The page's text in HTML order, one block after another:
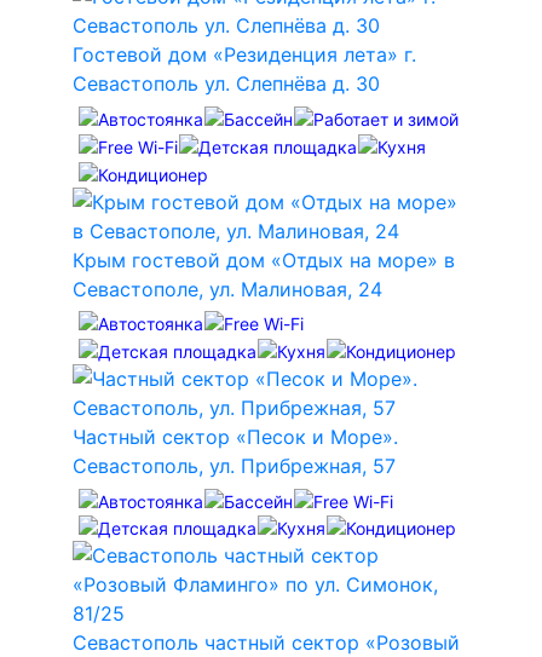
Гостевой дом «Резиденция лета» г.
Севастополь ул. Слепнёва д. 30
Крым гостевой дом «Отдых на море» в
Севастополе, ул. Малиновая, 24
Частный сектор «Песок и Море».
Севастополь, ул. Прибрежная, 57
Севастополь частный сектор «Розовый